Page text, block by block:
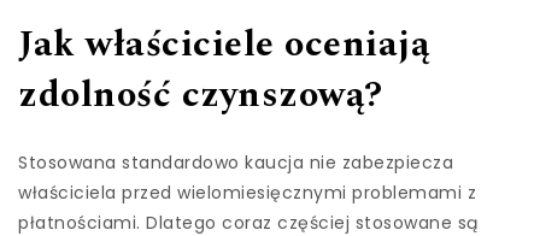
Jak właściciele oceniają
zdolność czynszową?
Stosowana standardowo kaucja nie zabezpiecza
właściciela przed wielomiesięcznymi problemami z
płatnościami. Dlatego coraz częściej stosowane są